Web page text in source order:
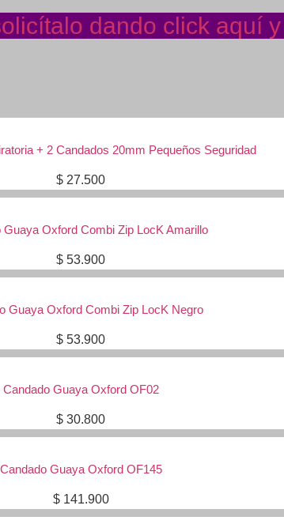
dando click aquí
+ 2 Candados 20mm Pequeños Seguridad
$ 27.500
Guaya Oxford Combi Zip LocK Amarillo
$ 53.900
Guaya Oxford Combi Zip LocK Negro
$ 53.900
Candado Guaya Oxford OF02
$ 30.800
Candado Guaya Oxford OF145
$141.900